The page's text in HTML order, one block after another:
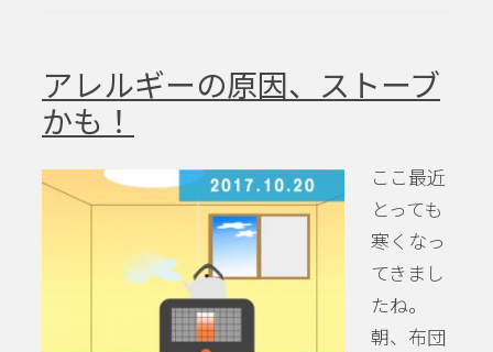
アレルギーの原因、ストーブ
かも！
ここ最近
とっても
寒くなっ
てきまし
たね。
朝、布団